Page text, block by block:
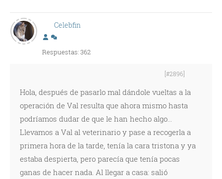
Celebfin
Respuestas: 362
[#2896]
Hola, después de pasarlo mal dándole vueltas a la
operación de Val resulta que ahora mismo hasta
podríamos dudar de que le han hecho algo...
Llevamos a Val al veterinario y pase a recogerla a
primera hora de la tarde, tenía la cara tristona y ya
estaba despierta, pero parecía que tenía pocas
ganas de hacer nada. Al llegar a casa: salió